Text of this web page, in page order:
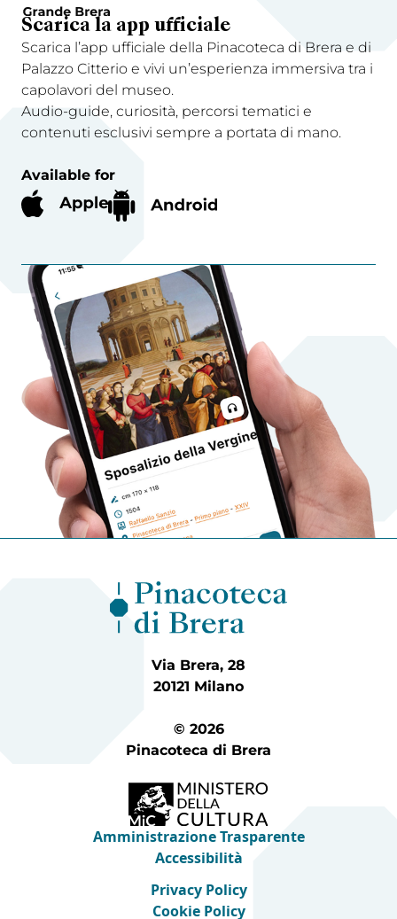
Scarica la app ufficiale
Scarica l’app ufficiale della Pinacoteca di Brera e di
Palazzo Citterio e vivi un’esperienza immersiva tra i
capolavori del museo.
Audio-guide, curiosità, percorsi tematici e
contenuti esclusivi sempre a portata di mano.
Available for
Via Brera, 28
20121 Milano
© 2026
Pinacoteca di Brera
Amministrazione Trasparente
Accessibilità
Privacy Policy
Cookie Policy